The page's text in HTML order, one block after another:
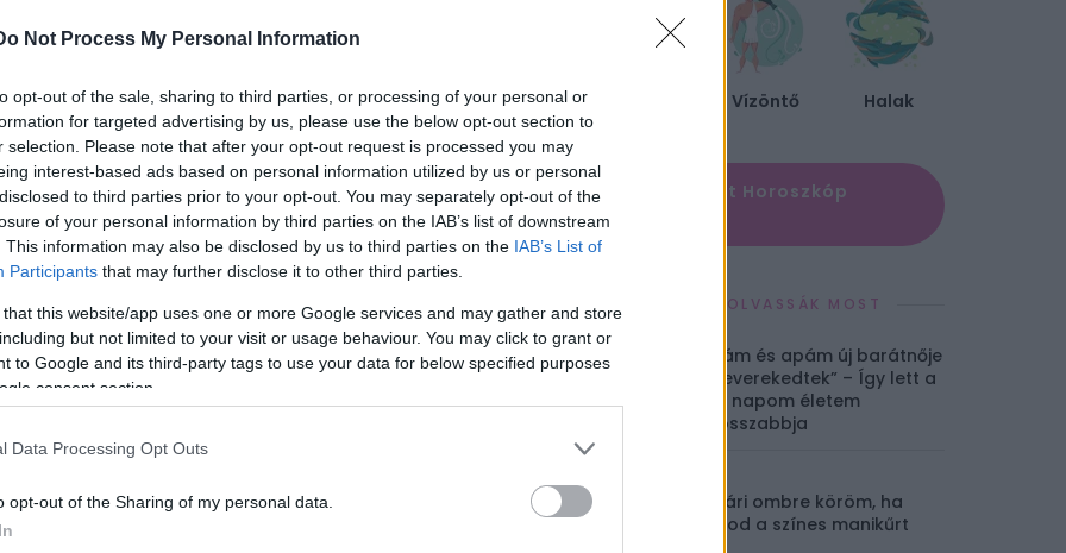
Not Process My Personal Information
opt-out of the sale, sharing to third parties, or processing of your personal or
for targeted advertising by us, please use the below opt-out section to
selection. Please note that after your opt-out request is processed you may
interest-based ads based on personal information utilized by us or personal
to third parties prior to your opt-out. You may separately opt-out of the
of your personal information by third parties on the IAB’s list of downstream
This information may also be disclosed by us to third parties on the IAB’s List of
Participants that may further disclose it to other third parties.
that this website/app uses one or more Google services and may gather and store
but not limited to your visit or usage behaviour. You may click to grant or
to Google and its third-party tags to use your data for below specified purposes
consent section.
Data Processing Opt Outs
opt-out of the Sharing of my personal data.
értékelő ember, akik tudják, hogy mi a cél,
érettség nem kor kérdése.
lapozz!
1/4 »
a postaládádba, ingyen.
Vízöntő Halak
✨ Megújult Horoszkóp
EZEKET OLVASSÁK MOST
„Anyám és apám új barátnője
összeverekedtek” – Így lett a
nagy napom életem
legrosszabbja
10 nyári ombre köröm, ha
imádod a színes manikűrt